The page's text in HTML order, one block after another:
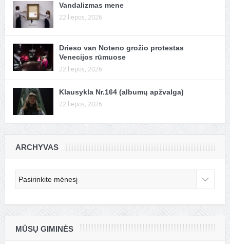
Vandalizmas mene
22 liepos, 2026
Drieso van Noteno grožio protestas
Venecijos rūmuose
22 liepos, 2026
Klausykla Nr.164 (albumų apžvalga)
22 liepos, 2026
ARCHYVAS
MŪSŲ GIMINĖS